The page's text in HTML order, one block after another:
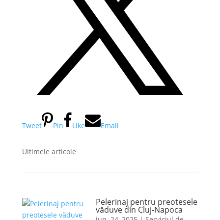
Tweet Pin Like Email
Ultimele articole
Pelerinaj pentru preotesele
văduve din Cluj-Napoca